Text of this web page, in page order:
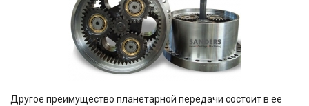
Другое преимущество планетарной передачи состоит в ее